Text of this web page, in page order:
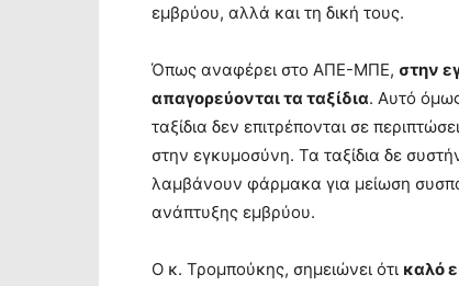
εμβρύου, αλλά και τη δική τους.
Όπως αναφέρει στο ΑΠΕ-ΜΠΕ, στην
απαγορεύονται τα ταξίδια. Αυτό
ταξίδια δεν επιτρέπονται σε
στην εγκυμοσύνη. Τα ταξίδια δε
λαμβάνουν φάρμακα για μείωση
ανάπτυξης εμβρύου.
Ο κ. Τρομπούκης, σημειώνει ότι καλό